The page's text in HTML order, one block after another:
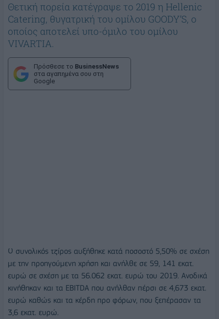
Θετική πορεία κατέγραψε το 2019 η Hellenic
Catering, θυγατρική του ομίλου GOODY’S, ο
οποίος αποτελεί υπo-όμιλο του ομίλου
VIVARTIA.
Πρόσθεσε το BusinessNews
στα αγαπημένα σου στη
Google
Ο συνολικός τζίρος αυξήθηκε κατά ποσοστό 5,50% σε σχέση
με την προηγούμενη χρήση και ανήλθε σε 59, 141 εκατ.
ευρώ σε σχέση με τα 56.062 εκατ. ευρώ του 2019. Ανοδικά
κινήθηκαν και τα ΕΒΙΤDA που ανήλθαν πέρσι σε 4,673 εκατ.
ευρώ καθώς και τα κέρδη προ φόρων, που ξεπέρασαν τα
3,6 εκατ. ευρώ.